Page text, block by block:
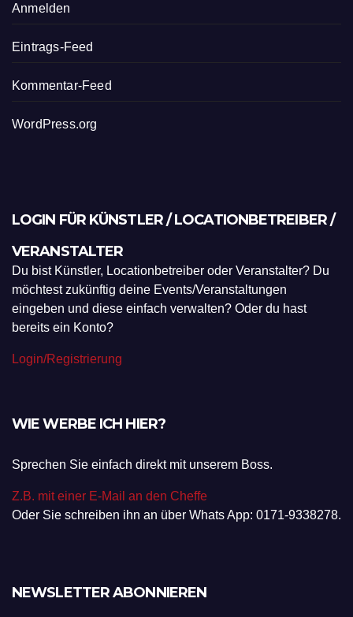
Anmelden
Eintrags-Feed
Kommentar-Feed
WordPress.org
LOGIN FÜR KÜNSTLER / LOCATIONBETREIBER /
VERANSTALTER
Du bist Künstler, Locationbetreiber oder Veranstalter? Du
möchtest zukünftig deine Events/Veranstaltungen
eingeben und diese einfach verwalten? Oder du hast
bereits ein Konto?
Login/Registrierung
WIE WERBE ICH HIER?
Sprechen Sie einfach direkt mit unserem Boss.
Z.B. mit einer E-Mail an den Cheffe
Oder Sie schreiben ihn an über Whats App: 0171-9338278.
NEWSLETTER ABONNIEREN